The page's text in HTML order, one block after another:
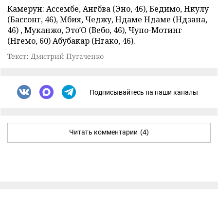
Камерун: Ассембе, Ангбва (Эно, 46), Бедимо, Нкулу
(Бассонг, 46), Мбия, Чеджу, Ндаме Ндаме (Ндзана,
46) , Муканжо, Это′О (Вебо, 46), Чупо-Мотинг
(Нгемо, 60) Абубакар (Нгако, 46).
Текст: Дмитрий Пугаченко
Подписывайтесь на наши каналы
Читать комментарии (4)